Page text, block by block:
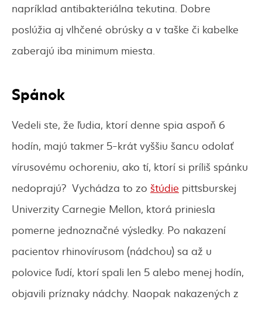
napríklad antibakteriálna tekutina. Dobre
poslúžia aj vlhčené obrúsky a v taške či kabelke
zaberajú iba minimum miesta.
Spánok
Vedeli ste, že ľudia, ktorí denne spia aspoň 6
hodín, majú takmer 5-krát vyššiu šancu odolať
vírusovému ochoreniu, ako tí, ktorí si príliš spánku
nedoprajú? Vychádza to zo štúdie pittsburskej
Univerzity Carnegie Mellon, ktorá priniesla
pomerne jednoznačné výsledky. Po nakazení
pacientov rhinovírusom (nádchou) sa až u
polovice ľudí, ktorí spali len 5 alebo menej hodín,
objavili príznaky nádchy. Naopak nakazených z